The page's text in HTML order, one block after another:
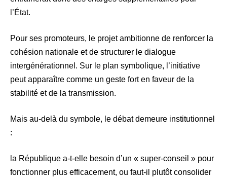
l’État.
Pour ses promoteurs, le projet ambitionne de renforcer la
cohésion nationale et de structurer le dialogue
intergénérationnel. Sur le plan symbolique, l’initiative
peut apparaître comme un geste fort en faveur de la
stabilité et de la transmission.
Mais au-delà du symbole, le débat demeure institutionnel
:
la République a-t-elle besoin d’un « super-conseil » pour
fonctionner plus efficacement, ou faut-il plutôt consolider